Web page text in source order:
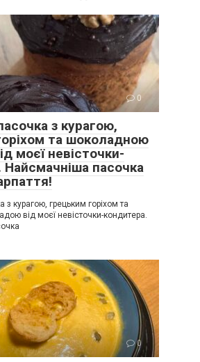
0
з курагою,
та шоколадною
моєї невісточки-
Найсмачніша пасочка
з курагою, грецьким горіхом та
від моєї невісточки-кондитера.
0